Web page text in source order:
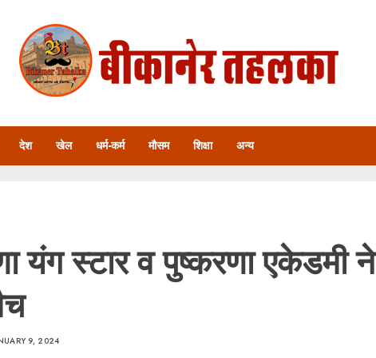
देश खेल धर्म-कर्म मौसम शिक्षा अन्य
यंग स्टार व पुष्करणा एकेडमी ने
9, 2024